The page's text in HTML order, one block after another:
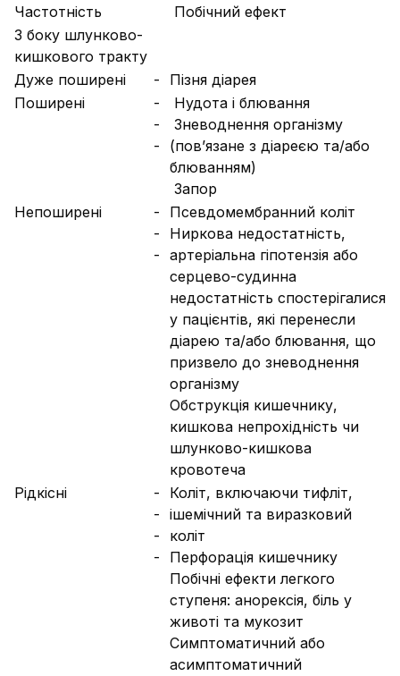
Частотність
Побічний ефект
З боку шлунково-
кишкового тракту
Дуже поширені
-
Пізня діарея
Поширені
-
-
-
Нудота і блювання
Зневоднення організму
(пов’язане з діареєю та/або
блюванням)
Запор
Непоширені
-
-
-
Псевдомембранний коліт
Ниркова недостатність,
артеріальна гіпотензія або
серцево-судинна
недостатність спостерігалися
у пацієнтів, які перенесли
діарею та/або блювання, що
призвело до зневоднення
організму
Обструкція кишечнику,
кишкова непрохідність чи
шлунково-кишкова
кровотеча
Рідкісні
-
-
-
-
Коліт, включаючи тифліт,
ішемічний та виразковий
коліт
Перфорація кишечнику
Побічні ефекти легкого
ступеня: анорексія, біль у
животі та мукозит
Симптоматичний або
асимптоматичний